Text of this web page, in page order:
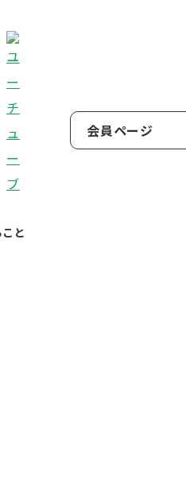
と
会員ページ